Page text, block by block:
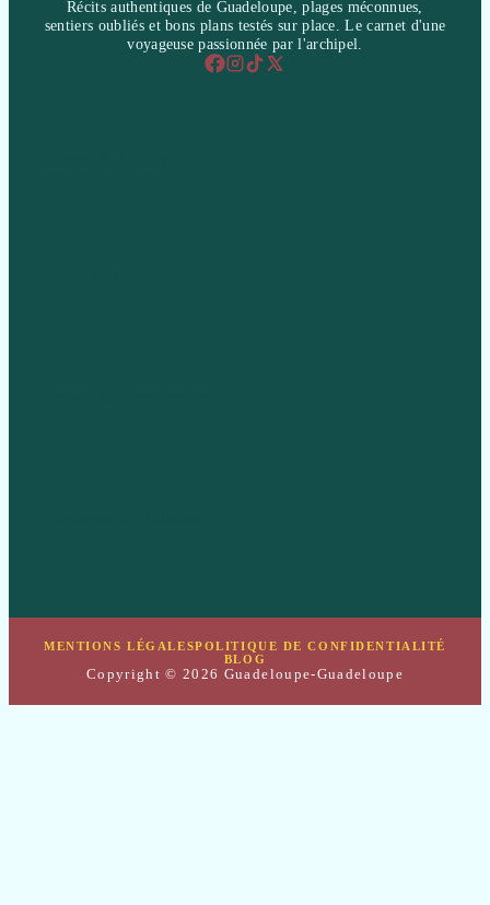
Récits authentiques de Guadeloupe, plages méconnues,
sentiers oubliés et bons plans testés sur place. Le carnet d'une
voyageuse passionnée par l'archipel.
MENTIONS LÉGALESPOLITIQUE DE CONFIDENTIALITÉ
BLOG
Copyright © 2026 Guadeloupe-Guadeloupe